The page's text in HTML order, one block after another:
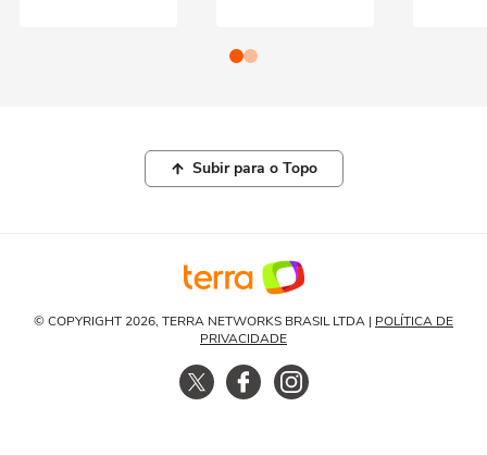
Subir para o Topo
© COPYRIGHT 2026, TERRA NETWORKS BRASIL LTDA | POLÍTICA DE
PRIVACIDADE